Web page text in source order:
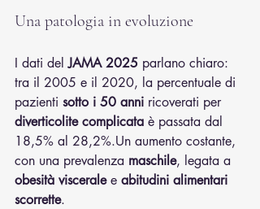
Una patologia in evoluzione
I dati del JAMA 2025 parlano chiaro:
tra il 2005 e il 2020, la percentuale di
pazienti sotto i 50 anni ricoverati per
diverticolite complicata è passata dal
18,5% al 28,2%.Un aumento costante,
con una prevalenza maschile, legata a
obesità viscerale e abitudini alimentari
scorrette.